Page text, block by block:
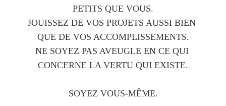
PETITS QUE VOUS.
JOUISSEZ DE VOS PROJETS AUSSI BIEN
QUE DE VOS ACCOMPLISSEMENTS.
NE SOYEZ PAS AVEUGLE EN CE QUI
CONCERNE LA VERTU QUI EXISTE.
SOYEZ VOUS-MÊME.